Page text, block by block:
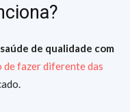
de qualidade com
de fazer diferente das